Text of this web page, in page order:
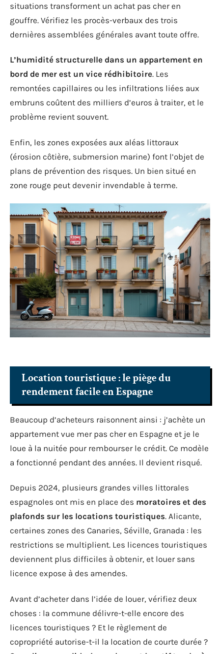
situations transforment un achat pas cher en
gouffre. Vérifiez les procès-verbaux des trois
dernières assemblées générales avant toute offre.
L’humidité structurelle dans un appartement en
bord de mer est un vice rédhibitoire. Les
remontées capillaires ou les infiltrations liées aux
embruns coûtent des milliers d’euros à traiter, et le
problème revient souvent.
Enfin, les zones exposées aux aléas littoraux
(érosion côtière, submersion marine) font l’objet de
plans de prévention des risques. Un bien situé en
zone rouge peut devenir invendable à terme.
Location touristique : le piège du
rendement facile en Espagne
Beaucoup d’acheteurs raisonnent ainsi : j’achète un
appartement vue mer pas cher en Espagne et je le
loue à la nuitée pour rembourser le crédit. Ce modèle
a fonctionné pendant des années. Il devient risqué.
Depuis 2024, plusieurs grandes villes littorales
espagnoles ont mis en place des moratoires et des
plafonds sur les locations touristiques. Alicante,
certaines zones des Canaries, Séville, Granada : les
restrictions se multiplient. Les licences touristiques
deviennent plus difficiles à obtenir, et louer sans
licence expose à des amendes.
Avant d’acheter dans l’idée de louer, vérifiez deux
choses : la commune délivre-t-elle encore des
licences touristiques ? Et le règlement de
copropriété autorise-t-il la location de courte durée ?